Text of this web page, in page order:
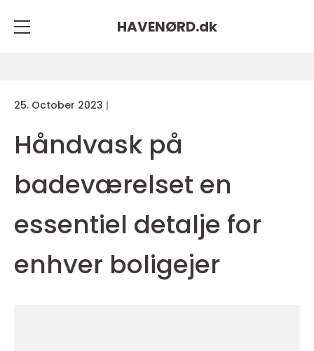
HAVENØRD.dk
25. October 2023
Håndvask på
badeværelset en
essentiel detalje for
enhver boligejer